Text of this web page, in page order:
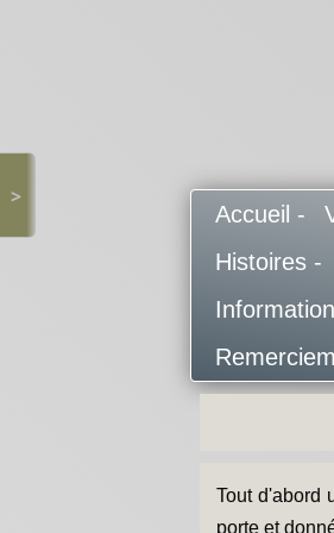
Accueil -
Histoires -
>
Tout d'abord
porte et